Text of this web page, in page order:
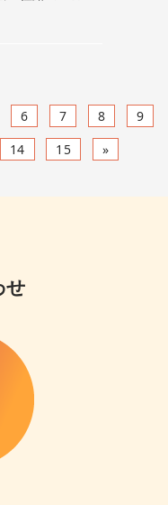
6 7 8
9
14 15 »
せ